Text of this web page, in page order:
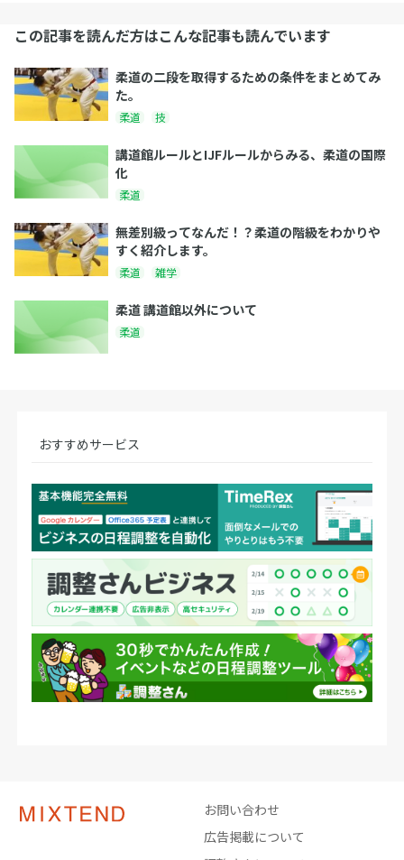
この記事を読んだ方はこんな記事も読んでいます
柔道の二段を取得するための条件をまとめてみ
た。
柔道 技
講道館ルールとIJFルールからみる、柔道の国際
化
柔道
無差別級ってなんだ！？柔道の階級をわかりや
すく紹介します。
柔道 雑学
柔道 講道館以外について
柔道
おすすめサービス
お問い合わせ
広告掲載について